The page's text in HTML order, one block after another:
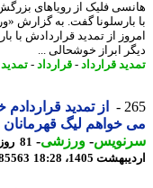
فلیک از رویاهای بزرگش پس
گفت. به گزارش
ابراز خوشحالی ...
قرارداد -قرارداد -تمدید-
از تمدید قراردادم
خواهم لیگ قهرمانان را
-ورزشی-
1405، 18:28
81485563